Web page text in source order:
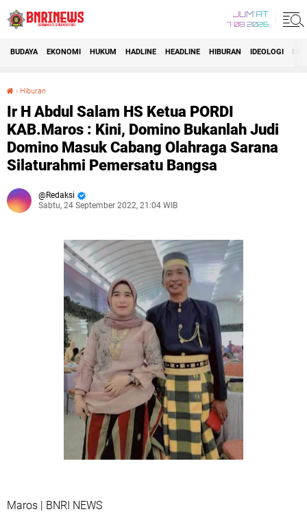
JUM'AT
7 08 2026
BUDAYA EKONOMI HUKUM HADLINE HEADLINE HIBURAN IDEOLOGI
› Hiburan
Ir H Abdul Salam HS Ketua PORDI
KAB.Maros : Kini, Domino Bukanlah Judi
Domino Masuk Cabang Olahraga Sarana
Silaturahmi Pemersatu Bangsa
Redaksi
Sabtu, 24 September 2022, 21:04 WIB
Maros | BNRI NEWS